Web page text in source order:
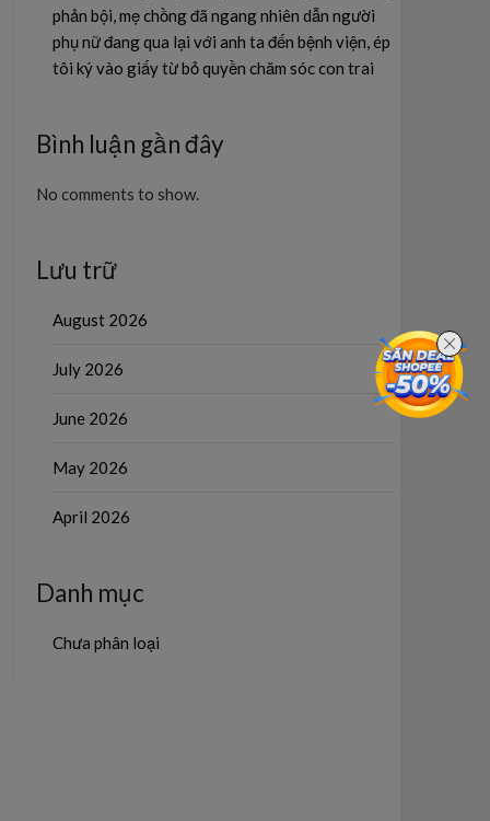
phản bội, mẹ chồng đã ngang nhiên dẫn người
phụ nữ đang qua lại với anh ta đến bệnh viện, ép
tôi ký vào giấy từ bỏ quyền chăm sóc con trai
Bình luận gần đây
No comments to show.
Lưu trữ
August 2026
July 2026
June 2026
May 2026
April 2026
Danh mục
Chưa phân loại